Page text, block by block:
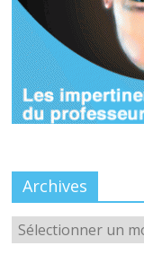
Archives
Archives